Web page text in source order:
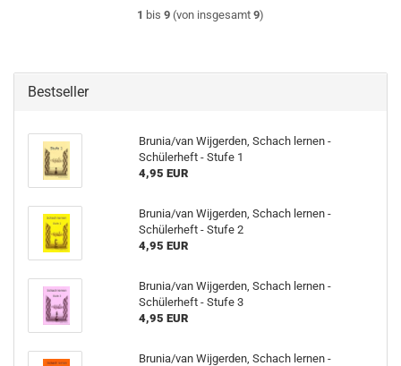
1 bis 9 (von insgesamt 9)
Bestseller
Brunia/van Wijgerden, Schach lernen -
Schülerheft - Stufe 1
4,95 EUR
Brunia/van Wijgerden, Schach lernen -
Schülerheft - Stufe 2
4,95 EUR
Brunia/van Wijgerden, Schach lernen -
Schülerheft - Stufe 3
4,95 EUR
Brunia/van Wijgerden, Schach lernen -